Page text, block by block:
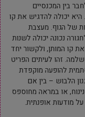
בין המכנסיים
היא יכולה להדגיש את קו
של הגוף. מעצבת
נכונה יכולה לשנות
קו המותן, ולקשור יחד
זהו לעיתים הפריט
להופעה מוקפדת
הלבוש – בין אם
או במראה מחוספס
מודעות אופנתית.